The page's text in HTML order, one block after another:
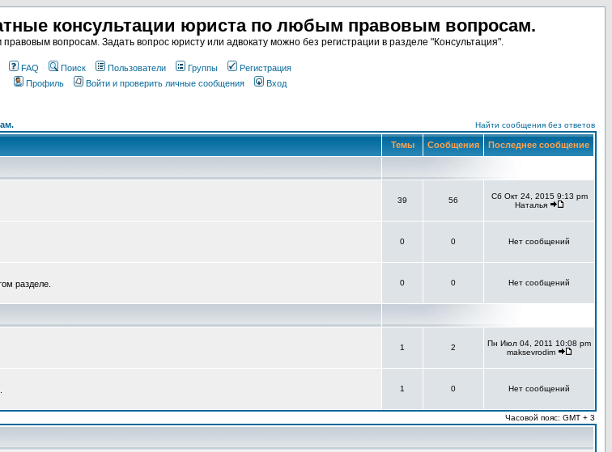
консультации юриста по любым правовым вопросам.
вопросам. Задать вопрос юристу или адвокату можно без регистрации в разделе "Консультация".
FAQ Поиск Пользователи Группы
Регистрация
Профиль
Войти и проверить личные сообщения Вход
Найти сообщения без ответов
Темы Сообщения Последнее сообщение
39 56
Сб Окт 24, 2015 9:13 pm
Наталья
0 0 Нет сообщений
разделе. 0 0 Нет сообщений
1 2
Пн Июл 04, 2011 10:08 pm
maksevrodim
1 0 Нет сообщений
Часовой пояс: GMT + 3